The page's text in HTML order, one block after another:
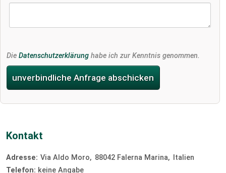
Die Datenschutzerklärung habe ich zur Kenntnis genommen.
unverbindliche Anfrage abschicken
Kontakt
Adresse: Via Aldo Moro 88042 Falerna Marina
Italien
Telefon: keine Angabe